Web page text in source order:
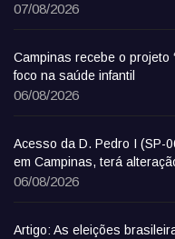
07/08/2026
Campinas recebe o projeto
foco na saúde infantil
06/08/2026
Acesso da D. Pedro I (SP-
em Campinas, terá
06/08/2026
Artigo: As eleições